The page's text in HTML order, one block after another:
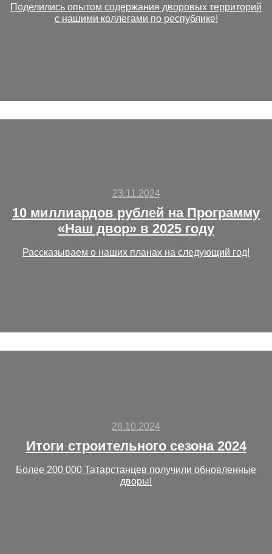
Поделились опытом содержания дворовых территорий
с нашими коллегами по республике!
23.11.2024
10 миллиардов рублей на Программу
«Наш двор» в 2025 году
Рассказываем о наших планах на следующий год!
28.10.2024
Итоги строительного сезона 2024
Более 200 000 Татарстанцев получили обновленные
дворы!